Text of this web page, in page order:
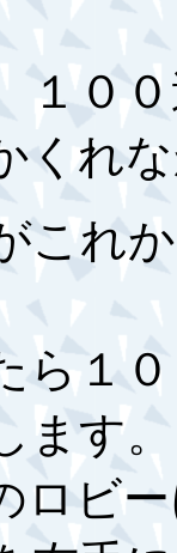
１０
くれ
これ
ら１
ます。
ロビ